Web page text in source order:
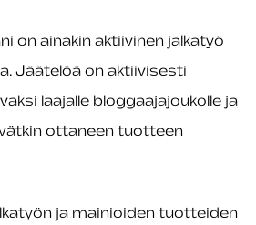
on ainakin aktiivinen jalkatyö
Jäätelöä on aktiivisesti
laajalle bloggaajajoukolle ja
ottaneen tuotteen
ja mainioiden tuotteiden